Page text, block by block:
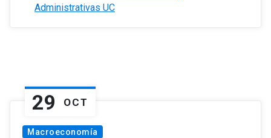
Administrativas UC
29 OCT
Macroeconomía